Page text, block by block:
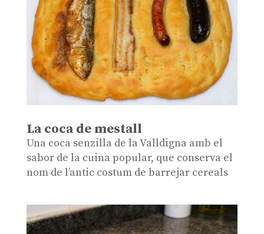
La coca de mestall
Una coca senzilla de la Valldigna amb el
sabor de la cuina popular, que conserva el
nom de l’antic costum de barrejar cereals